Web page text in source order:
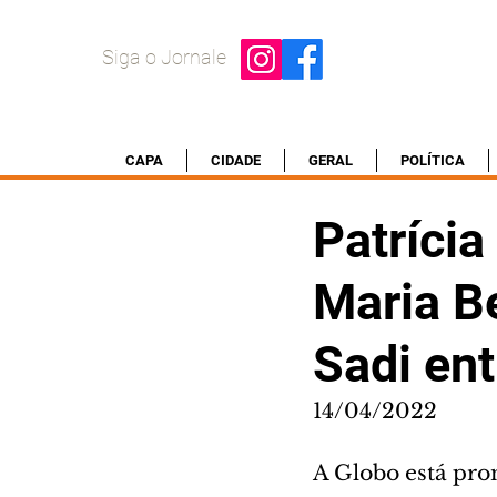
Siga o Jornale
CAPA CIDADE GERAL POLÍTICA
Patrícia
Maria
Sadi
14/04/2022
A Globo está